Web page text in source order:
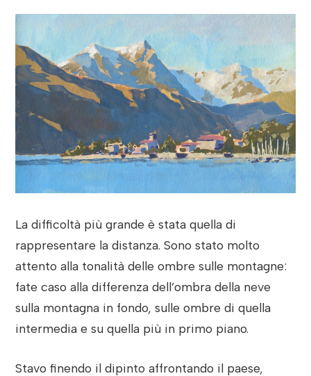
La difficoltà più grande è stata quella di
rappresentare la distanza. Sono stato molto
attento alla tonalità delle ombre sulle montagne:
fate caso alla differenza dell’ombra della neve
sulla montagna in fondo, sulle ombre di quella
intermedia e su quella più in primo piano.
Stavo finendo il dipinto affrontando il paese,